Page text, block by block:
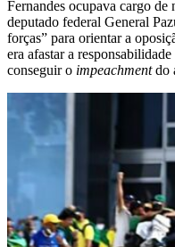
Fernandes ocupava cargo de
deputado federal General
forças” para orientar a
era afastar a
conseguir o impeachmentdo